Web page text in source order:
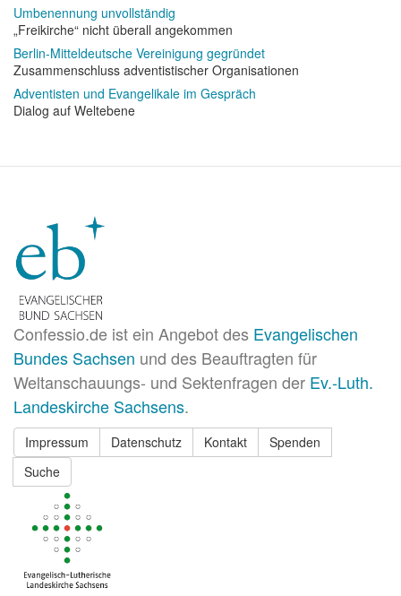
Umbenennung unvollständig
„Freikirche“ nicht überall angekommen
Berlin-Mitteldeutsche Vereinigung gegründet
Zusammenschluss adventistischer Organisationen
Adventisten und Evangelikale im Gespräch
Dialog auf Weltebene
Confessio.de ist ein Angebot des Evangelischen
Bundes Sachsen und des Beauftragten für
Weltanschauungs- und Sektenfragen der Ev.-Luth.
Landeskirche Sachsens.
Impressum Datenschutz Kontakt
Spenden
Suche